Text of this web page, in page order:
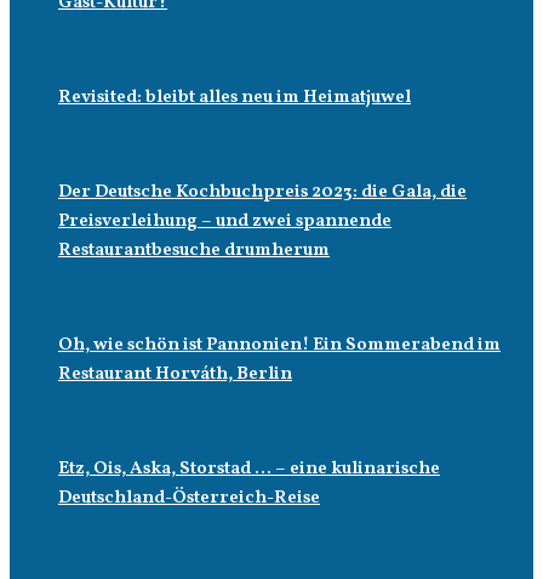
Revisited: bleibt alles neu im Heimatjuwel
Der Deutsche Kochbuchpreis 2023: die Gala, die
Preisverleihung – und zwei spannende
Restaurantbesuche drumherum
Oh, wie schön ist Pannonien! Ein Sommerabend im
Restaurant Horváth, Berlin
Etz, Ois, Aska, Storstad … – eine kulinarische
Deutschland-Österreich-Reise